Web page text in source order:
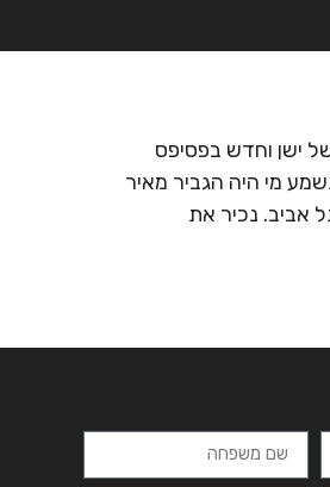
ישן וחדש בפסיפס
מי היה הגביר מאיר
אביב. נכיר את